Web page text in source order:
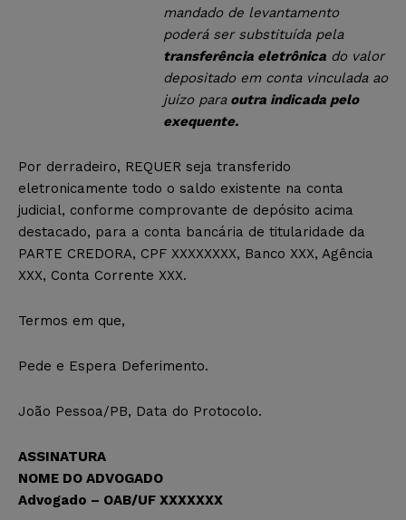
mandado de levantamento
poderá ser substituída pela
transferência eletrônica do valor
depositado em conta vinculada ao
juízo paraoutra indicada pelo
exequente.
Por derradeiro, REQUER seja transferido
eletronicamente todo o saldo existente na conta
judicial, conforme comprovante de depósito acima
destacado, para a conta bancária de titularidade da
PARTE CREDORA, CPF XXXXXXXX, Banco XXX, Agência
XXX, Conta Corrente XXX.
Termos em que,
Pede e Espera Deferimento.
João Pessoa/PB, Data do Protocolo.
ASSINATURA
NOME DO ADVOGADO
Advogado – OAB/UF XXXXXXX